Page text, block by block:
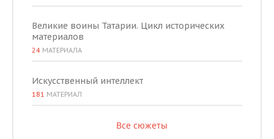
Великие воины Татарии. Цикл исторических
материалов
24 МАТЕРИАЛА
Искусственный интеллект
181 МАТЕРИАЛ
Все сюжеты